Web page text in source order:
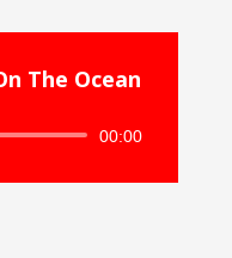
The Ocean
00:00